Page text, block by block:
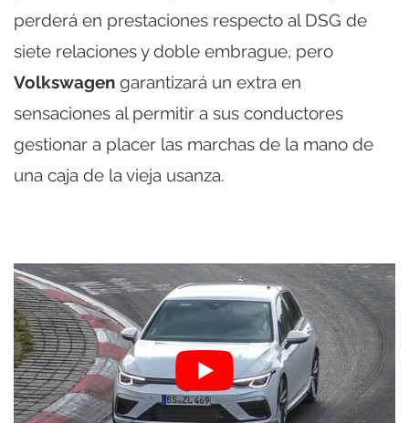
perderá en prestaciones respecto al DSG de
siete relaciones y doble embrague, pero
Volkswagen garantizará un extra en
sensaciones al permitir a sus conductores
gestionar a placer las marchas de la mano de
una caja de la vieja usanza.